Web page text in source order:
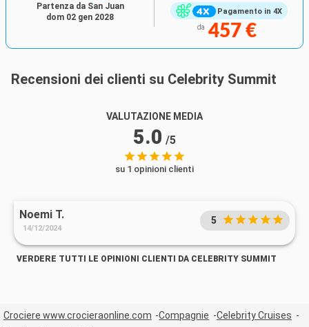
Pagamento in 4X
da 457 €
Partenza da San Juan
dom 02 gen 2028
Recensioni dei clienti su Celebrity Summit
VALUTAZIONE MEDIA
5.0 /5
su 1 opinioni clienti
Noemi T.
14/12/2024
5
VERDERE TUTTI LE OPINIONI CLIENTI DA CELEBRITY SUMMIT
Crociere www.crocieraonline.com Compagnie
Celebrity Cruises